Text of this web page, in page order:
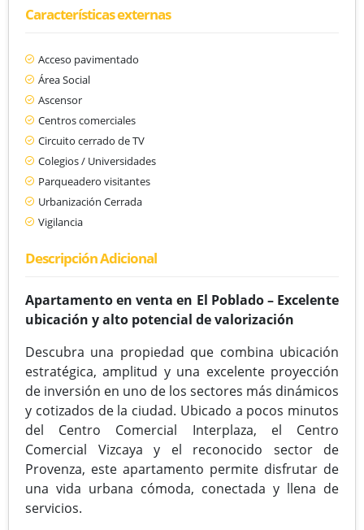
Características externas
Acceso pavimentado
Área Social
Ascensor
Centros comerciales
Circuito cerrado de TV
Colegios / Universidades
Parqueadero visitantes
Urbanización Cerrada
Vigilancia
Descripción Adicional
Apartamento en venta en El Poblado – Excelente
ubicación y alto potencial de valorización
Descubra una propiedad que combina ubicación
estratégica, amplitud y una excelente proyección
de inversión en uno de los sectores más dinámicos
y cotizados de la ciudad. Ubicado a pocos minutos
del Centro Comercial Interplaza, el Centro
Comercial Vizcaya y el reconocido sector de
Provenza, este apartamento permite disfrutar de
una vida urbana cómoda, conectada y llena de
servicios.